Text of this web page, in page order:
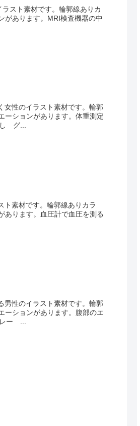
スト素材です。輪郭線ありカ
があります。MRI検査機器の中
女性のイラスト素材です。輪郭
ーションがあります。体重測定
し グ...
ト素材です。輪郭線ありカラ
あります。血圧計で血圧を測る
男性のイラスト素材です。輪郭
ーションがあります。腹部のエ
ー ...